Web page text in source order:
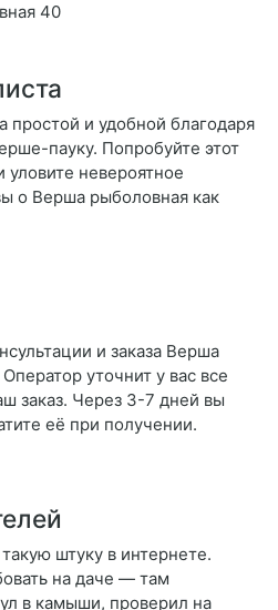
40
простой и удобной благодаря
пауку. Попробуйте этот
невероятное
о Верша рыболовная как
и заказа Верша
уточнит у вас все
заказ. Через 3-7 дней вы
её при получении.
штуку в интернете.
на даче — там
в камыши, проверил на